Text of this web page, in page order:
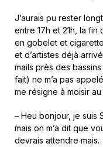
J’aurais pu rester
entre 17h et 21h, la
en gobelet et
et d’artistes déjà
mails près des
fait) ne m’a pas
me résigne à moisir
– Heu bonjour, je suis
mais on m’a dit que
devrais attendre mais…